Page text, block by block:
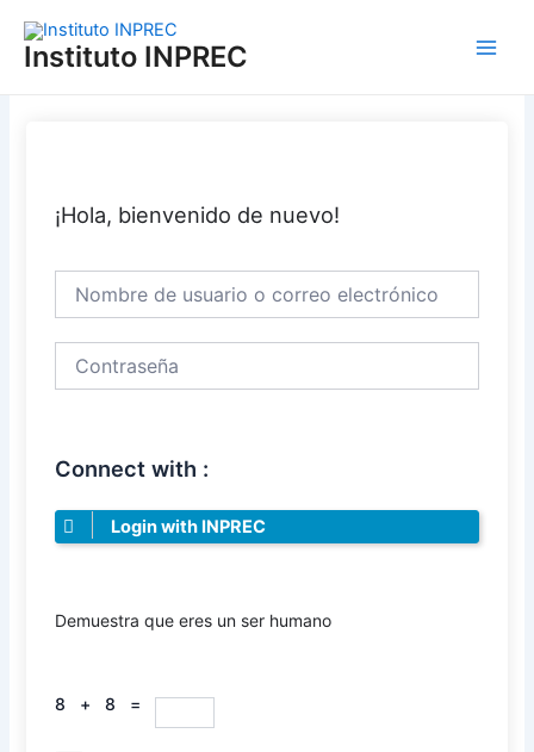
contenido
Instituto INPREC
¡Hola, bienvenido de nuevo!
Connect with :
Login with INPREC
Demuestra que eres un ser humano
8 + 8 =